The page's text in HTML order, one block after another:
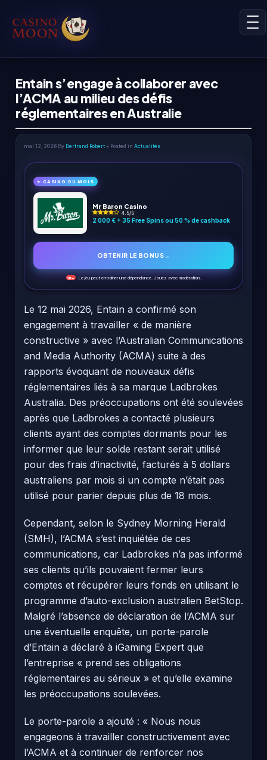
Entain s’engage à collaborer avec
l’ACMA au milieu des défis
réglementaires en Australie
mai 12, 2026 By Bertrand Robert • Posted in Actualités
✨ CASINO DU MOIS
Mr Baron Casino
4.5/5
2 000 € + 35 Free Spins ou 50 % de cashback
OBTENIR LE BONUS→
18+ Le jeu peut entraîner une dépendance. Jouez avec modération.
Le 12 mai 2026, Entain a confirmé son
engagement à travailler « de manière
constructive » avec l’Australian Communications
and Media Authority (ACMA) suite à des
rapports évoquant de nouveaux défis
réglementaires liés à sa marque Ladbrokes
Australia. Des préoccupations ont été soulevées
après que Ladbrokes a contacté plusieurs
clients ayant des comptes dormants pour les
informer que leur solde restant serait utilisé
pour des frais d’inactivité, facturés à 5 dollars
australiens par mois si un compte n’était pas
utilisé pour parier depuis plus de 18 mois.
Cependant, selon le Sydney Morning Herald
(SMH), l’ACMA s’est inquiétée de ces
communications, car Ladbrokes n’a pas informé
ses clients qu’ils pouvaient fermer leurs
comptes et récupérer leurs fonds en utilisant le
programme d’auto-exclusion australien BetStop.
Malgré l’absence de déclaration de l’ACMA sur
une éventuelle enquête, un porte-parole
d’Entain a déclaré à iGaming Expert que
l’entreprise « prend ses obligations
réglementaires au sérieux » et qu’elle examine
les préoccupations soulevées.
Le porte-parole a ajouté : « Nous nous
engageons à travailler constructivement avec
l’ACMA et à continuer de renforcer nos